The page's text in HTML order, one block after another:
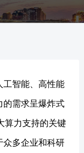
智能、高性能
需求呈爆炸式
算力支持的关键
多企业和科研